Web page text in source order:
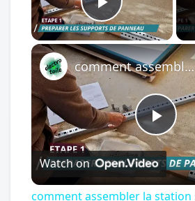
Play
comment assembler la station solaire Anker SOLIX
Watch on
comment assembler la station